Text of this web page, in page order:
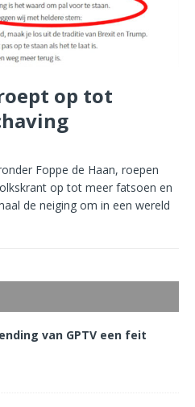
op tot
Foppe de Haan, roepen
op tot meer fatsoen en
de neiging om in een wereld
van GPTV een feit